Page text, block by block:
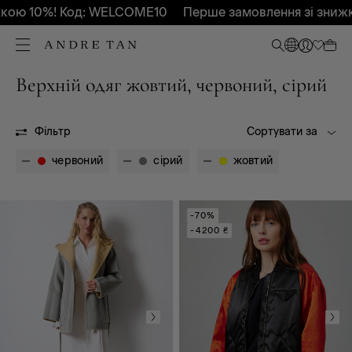
Код: WELCOME10 Перше замовлення зі
Верхній одяг жовтий, червоний, сірий
Фільтр
Всі
Весна - Літо 2025
OUTLET
Сортувати за
червоний сірий жовтий
-70%
-4200 ₴